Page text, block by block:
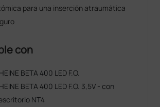
para una inserción atraumática
con
BETA 400 LED F.O.
BETA 400 LED F.O. 3,5V - con
NT4